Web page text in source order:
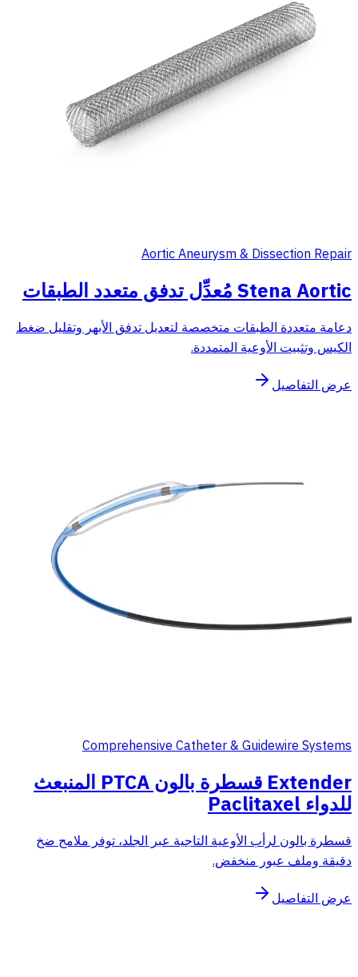
Aortic Aneurysm & Dissection Repair
Stena Aortic مُعدِّل تدفق متعدد الطبقات
دعامة متعددة الطبقات متخصصة لتعديل تدفق الأبهر وتقليل ضغط
الكيس وتثبيت الأوعية المتمددة.
عرض التفاصيل
Comprehensive Catheter & Guidewire Systems
Extender قسطرة بالون PTCA المنبعث
للدواء Paclitaxel
قسطرة بالون لرأب الأوعية التاجية عبر الجلد، توفر ملامح ضخ
دقيقة وملف عبور منخفض.
عرض التفاصيل